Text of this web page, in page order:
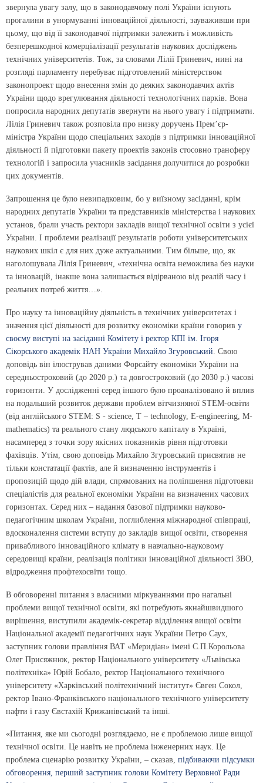
звернула увагу залу, що в законодавчому полі України існують
прогалини в унормуванні інноваційної діяльності, зауваживши при
цьому, що від її законодавчої підтримки залежить і можливість
безперешкодної комерціалізації результатів наукових досліджень
технічних університетів. Тож, за словами Лілії Гриневич, нині на
розгляді парламенту перебуває підготовлений міністерством
законопроект щодо внесення змін до деяких законодавчих актів
України щодо врегулювання діяльності технологічних парків. Вона
попросила народних депутатів звернути на нього увагу і підтримати.
Лілія Гриневич також розповіла про низку доручень Прем’єр-
міністра України щодо спеціальних заходів з підтримки інноваційної
діяльності й підготовки пакету проектів законів стосовно трансферу
технологій і запросила учасників засідання долучитися до розробки
цих документів.
Запрошення це було невипадковим, бо у виїзному засіданні, крім
народних депутатів України та представників міністерства і наукових
установ, брали участь ректори закладів вищої технічної освіти з усієї
України. І проблеми реалізації результатів роботи університетських
наукових шкіл є для них дуже актуальними. Тим більше, що, як
наголошувала Лілія Гриневич, «технічна освіта неможлива без науки
та інновацій, інакше вона залишається відірваною від реалій часу і
реальних потреб життя…».
Про науку та інноваційну діяльність в технічних університетах і
значення цієї діяльності для розвитку економіки країни говорив у
своєму виступі на засіданні Комітету і ректор КПІ ім. Ігоря
Сікорського академік НАН України Михайло Згуровський . Свою
доповідь він ілюстрував даними Форсайту економіки України на
середньостроковий (до 2020 р.) та довгостроковий (до 2030 р.) часові
горизонти. У дослідженні серед іншого було проаналізовано й вплив
на подальший розвиток держави проблем вітчизняної STEM-освіти
(від англійського STEM: S - science, T – technology, Е-engineering, М-
mathematics) та реального стану людського капіталу в Україні,
насамперед з точки зору якісних показників рівня підготовки
фахівців. Утім, свою доповідь Михайло Згуровський присвятив не
тільки констатації фактів, але й визначенню інструментів і
пропозицій щодо дій влади, спрямованих на поліпшення підготовки
спеціалістів для реальної економіки України на визначених часових
горизонтах. Серед них – надання базової підтримки науково-
педагогічним школам України, поглиблення міжнародної співпраці,
вдосконалення системи вступу до закладів вищої освіти, створення
привабливого інноваційного клімату в навчально-науковому
середовищі країни, реалізація політики інноваційної діяльності ЗВО,
відродження профтехосвіти тощо.
В обговоренні питання з власними міркуваннями про нагальні
проблеми вищої технічної освіти, які потребують якнайшвидшого
вирішення, виступили академік-секретар відділення вищої освіти
Національної академії педагогічних наук України Петро Саух,
заступник голови правління ВАТ «Меридіан» імені С.П.Корольова
Олег Присяжнюк, ректор Національного університету «Львівська
політехніка» Юрій Бобало, ректор Національного технічного
університету «Харківський політехнічний інститут» Євген Сокол,
ректор Івано-Франківського національного технічного університету
нафти і газу Євстахій Крижанівський та інші.
«Питання, яке ми сьогодні розглядаємо, не є проблемою лише вищої
технічної освіти. Це навіть не проблема інженерних наук. Це
проблема сценарію розвитку України, – сказав, підбиваючи підсумки
обговорення, перший заступник голови Комітету Верховної Ради